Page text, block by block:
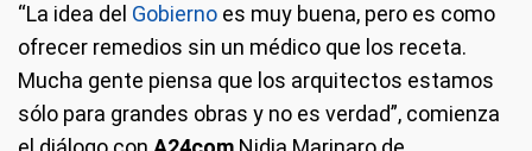
“La idea del Gobierno es muy buena, pero es como
ofrecer remedios sin un médico que los receta.
Mucha gente piensa que los arquitectos estamos
sólo para grandes obras y no es verdad”, comienza